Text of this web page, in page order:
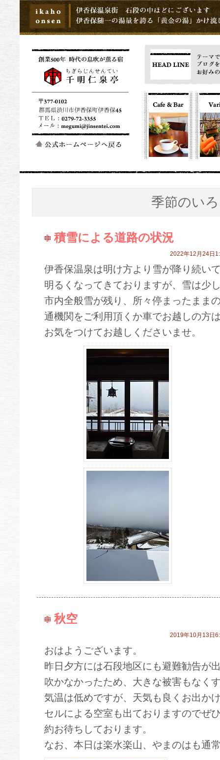
季節のい
積雪による道路の状況
2022年12月24日
伊香保温泉は明け方より雪が降り続い
明るくなってきておりますが、雪は少
市内全般雪が残り、所々停まったまま
通機関をご利用頂くか車でお越しの方
お気をつけてお越しくださいませ。
秋空
2019年10月13日
おはようございます。
昨日夕方には石段地区にも避難勧告が
吹かなかったため、大きな被害もなく
気温は低めですが、天気も良くお出か
セルによる空室も出ておりますのでぜ
約お待ちしております。
なお、本日は楽水楽山、やまのはも